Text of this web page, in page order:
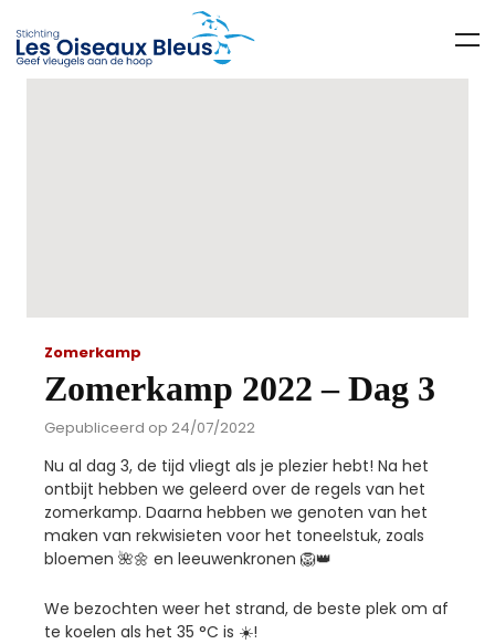
Zomerkamp
Zomerkamp 2022 – Dag 3
Gepubliceerd op 24/07/2022
Nu al dag 3, de tijd vliegt als je plezier hebt! Na het
ontbijt hebben we geleerd over de regels van het
zomerkamp. Daarna hebben we genoten van het
maken van rekwisieten voor het toneelstuk, zoals
bloemen 🌺🌼 en leeuwenkronen 🦁👑
We bezochten weer het strand, de beste plek om af
te koelen als het 35 °C is ☀️!